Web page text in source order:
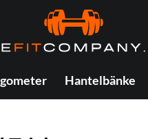
Hantelbänke